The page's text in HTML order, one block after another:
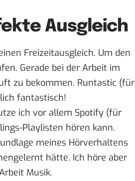
Ausgleich
Freizeitausgleich. Um den
Gerade bei der Arbeit im
zu bekommen. Runtastic (für
fantastisch!
ich vor allem Spotify (für
Playlisten hören kann.
meines Hörverhaltens
hätte. Ich höre aber
Musik.